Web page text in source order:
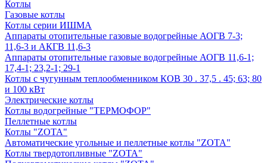
Котлы
Газовые котлы
Котлы серии ИШМА
Аппараты отопительные газовые водогрейные АОГВ 7-3;
11,6-3 и АКГВ 11,6-3
Аппараты отопительные газовые водогрейные АОГВ 11,6-1;
17,4-1; 23,2-1; 29-1
Котлы с чугунным теплообменником КОВ 30 . 37,5 . 45; 63; 80
и 100 кВт
Электрические котлы
Котлы водогрейные "ТЕРМОФОР"
Пеллетные котлы
Котлы "ZOTA"
Автоматические угольные и пеллетные котлы "ZOTA"
Котлы твердотопливные "ZOTA"